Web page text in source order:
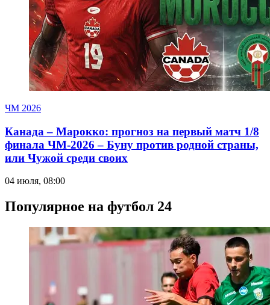
ЧМ 2026
Канада – Марокко: прогноз на первый матч 1/8
финала ЧМ-2026 – Буну против родной страны,
или Чужой среди своих
04 июля, 08:00
Популярное на футбол 24